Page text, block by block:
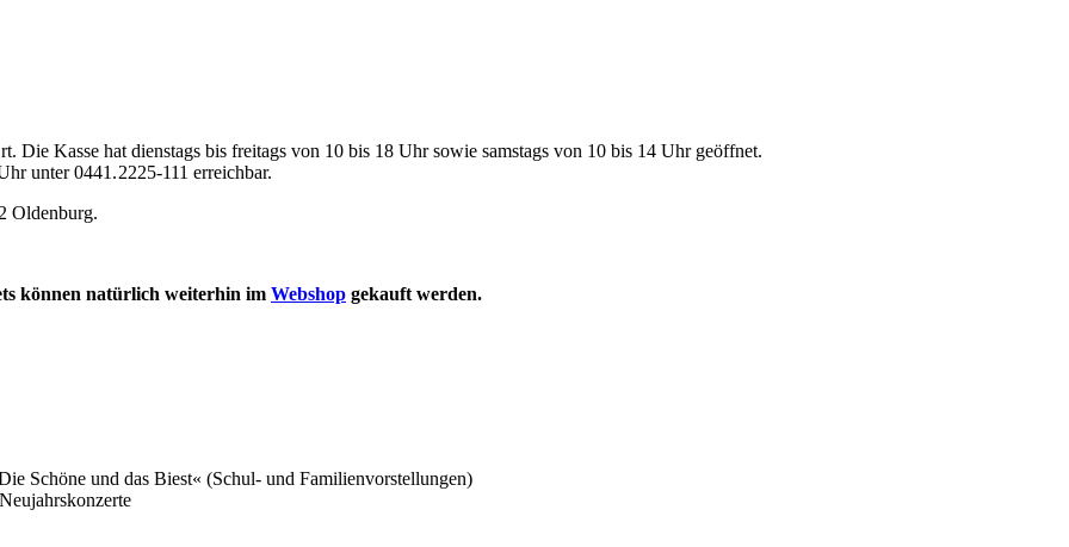
Die Kasse hat dienstags bis freitags von 10 bis 18 Uhr sowie samstags von 10 bis 14 Uhr geöffnet.
unter 0441. 2225-111 erreichbar.
Oldenburg.
können natürlich weiterhin im Webshop gekauft werden.
Schöne und das Biest« (Schul- und Familienvorstellungen)